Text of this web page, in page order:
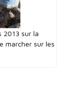
2013 sur la
marcher sur les